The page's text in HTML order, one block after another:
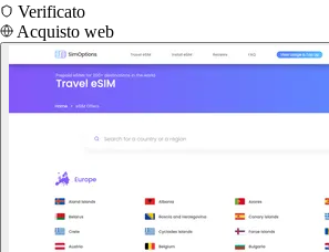
Verificato
Acquisto web